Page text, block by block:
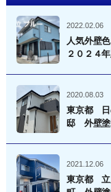
2022.02.06
人気外壁
２０２４
2020.08.03
東京都
邸 外壁
2021.12.06
東京都 立